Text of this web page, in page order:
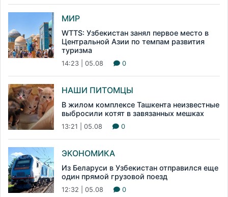
МИР
WTTS: Узбекистан занял первое место в
Центральной Азии по темпам развития
туризма
14:23 | 05.08 0
НАШИ ПИТОМЦЫ
В жилом комплексе Ташкента неизвестные
выбросили котят в завязанных мешках
13:21 | 05.08 0
ЭКОНОМИКА
Из Беларуси в Узбекистан отправился еще
один прямой грузовой поезд
12:32 | 05.08 0